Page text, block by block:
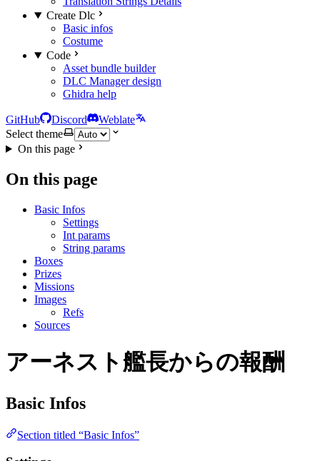
Create Dlc
Basic infos
Costume
Code
Asset bundle builder
DLC Manager design
Ghidra help
GitHub Discord
Weblate
Select theme
On this page
On this page
Basic Infos
Settings
Int params
String params
Boxes
Prizes
Missions
Images
Refs
Sources
アーネスト艦長からの報酬
Basic Infos
Section titled “Basic Infos”